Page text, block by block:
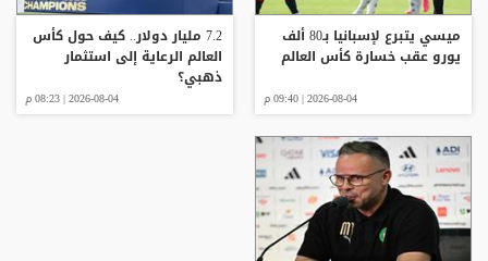
ميسي يتبرع لإسبانيا بـ80 ألف
يورو عقب خسارة كأس العالم
2026-08-04 | 09:40 م
7.2 مليار دولار.. كيف حول كأس
العالم الرعاية إلى استثمار
ذهبي؟
2026-08-04 | 08:23 م